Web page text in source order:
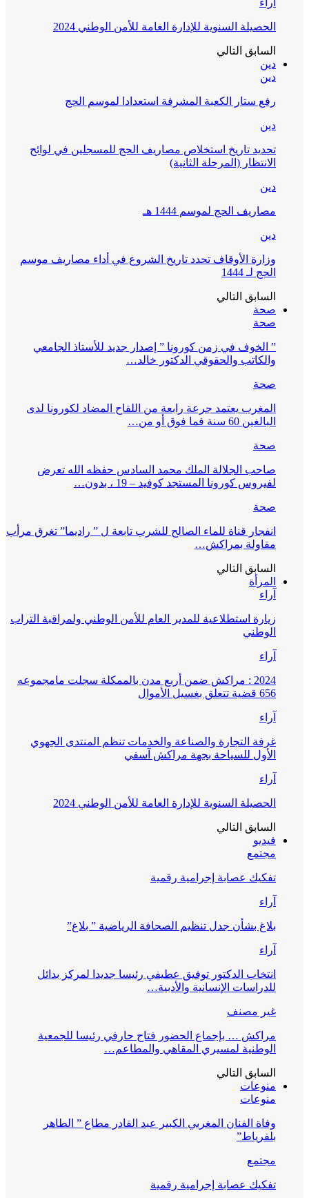
آراء
الحصيلة السنوية للإدارة العامة للأمن الوطني 2024
السابق التالي
دين
دين
رفع ستار الكعبة المشرفة استعدادا لموسم الحج
دين
تحديد تاريخ استخلاص مصاريف الحج للمسجلين في لوائح
الانتظار (المرحلة الثانية)
دين
مصاريف الحج لموسم 1444 هـ
دين
وزارة الأوقاف تحدد تاريخ الشروع في أداء مصاريف موسم
الحج لـ 1444
السابق التالي
صحة
صحة
” الخوف في زمن كورونا ” إصدار جديد للأستاذ الجامعي
والكاتب والحقوقي الدكتور خالد…
صحة
المغرب يعتمد جرعة رابعة من اللقاح المضاد لكورونا لدى
البالغين 60 سنة فما فوق أو من…
صحة
صاحب الجلالة الملك محمد السادس حفظه الله تعرض
لفيروس كورونا المستجد كوفيد – 19 ، بدون…
صحة
انفجار قناة للماء الصالح للشرب تابعة ل ” راديما” تغرق مرأب
مقاولة بمراكش…
السابق التالي
المرأة
آراء
زيارة استطلاعية للمدير العام للأمن الوطني ولمراقبة التراب
الوطني
آراء
2024 : مراكش ضمن أربع مدن بالممكلة سجلت مامجموعه
656 قضية تتعلق بغسيل الأموال
آراء
غرفة التجارة والصناعة والخدمات تنظم المنتدى الجهوي
الأول للسياحة بجهة مراكش آسفي
آراء
الحصيلة السنوية للإدارة العامة للأمن الوطني 2024
السابق التالي
فيديو
مجتمع
تفكيك عصابة إجرامية رقمية
آراء
بلاغ بشأن جدل تنظيم الصحافة الرياضية ” بلاغ”
آراء
انتخاب الدكتور توفيق عطيفي رئيسا جديدا لمركز بدائل
للدراسات الإنسانية والأدبية…
غير مصنف
مراكش … بإجماع الحضور فتاح حارفي رئيسا للجمعية
الوطنية لمسيري المقاهي والمطاعم…
السابق التالي
منوعات
منوعات
وفاة الفنان المغربي الكبير عبد القادر مطاع ” الطاهر
بلفرياط”
مجتمع
تفكيك عصابة إجرامية رقمية